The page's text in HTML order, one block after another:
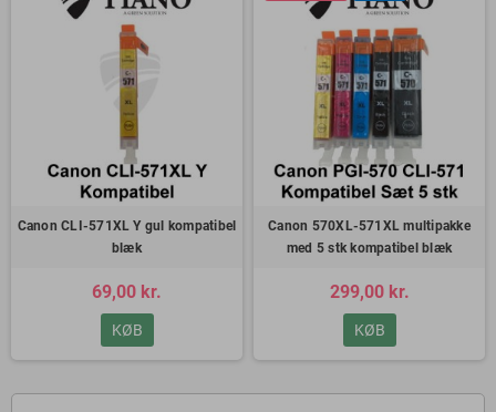
Canon CLI-571XL Y gul kompatibel
blæk
69,00 kr.
KØB
Canon 570XL-571XL multipakke
med 5 stk kompatibel blæk
299,00 kr.
KØB